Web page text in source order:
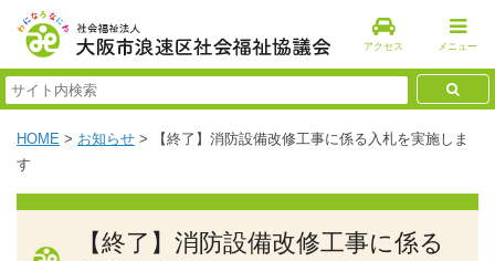
アクセス メニュー
HOME > お知らせ >
【終了】消防設備改修工事に係る入札を実施しま
す
【終了】消防設備改修工事に係る